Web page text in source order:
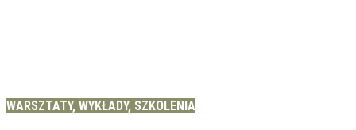
WARSZTATY, WYKŁADY, SZKOLENIA